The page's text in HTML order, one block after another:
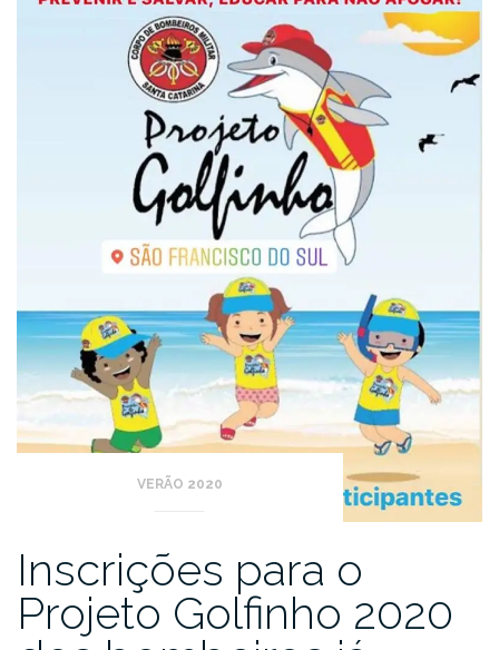
VERÃO 2020
Inscrições para o
Projeto Golfinho 2020